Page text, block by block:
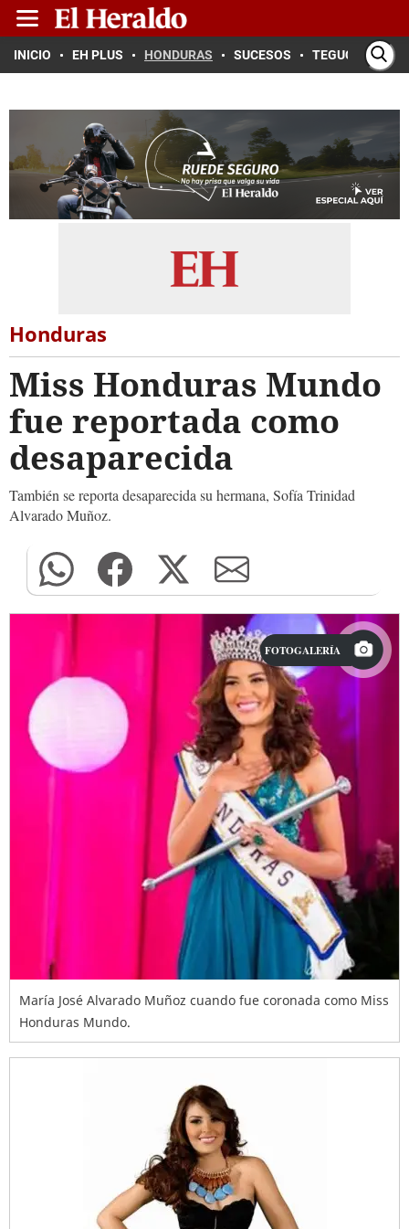
INICIO EH PLUS HONDURAS SUCESOS TEGUCIGALPA
Honduras
Miss Honduras Mundo
fue reportada como
desaparecida
También se reporta desaparecida su hermana, Sofía Trinidad
Alvarado Muñoz.
FOTOGALERÍA
María José Alvarado Muñoz cuando fue coronada como Miss
Honduras Mundo.